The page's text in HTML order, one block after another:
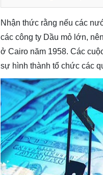
Nhận thức rằng nếu các
các công ty Dầu mỏ lớn,
ở Cairo năm 1958. Các
sự hình thành tổ chức các